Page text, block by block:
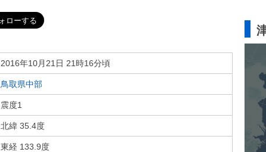
2016年10月21日 21時16分頃
鳥取県中部
震度1
北緯 35.4度
東経 133.9度